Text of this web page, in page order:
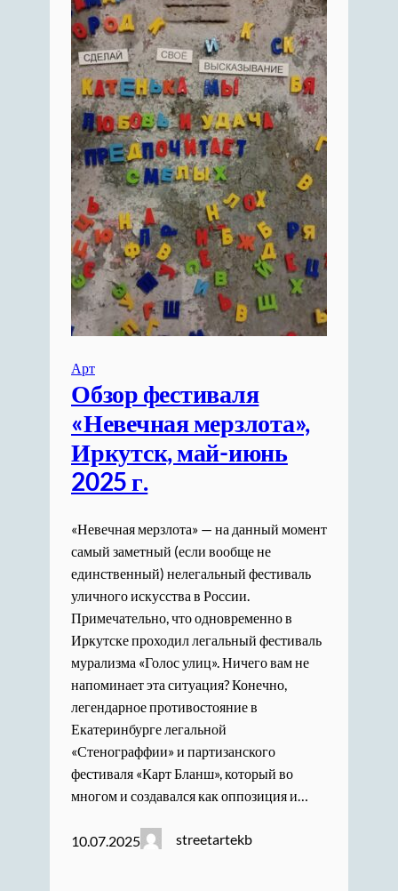
Арт
Обзор фестиваля
«Невечная мерзлота»,
Иркутск, май-июнь
2025 г.
«Невечная мерзлота» — на данный момент
самый заметный (если вообще не
единственный) нелегальный фестиваль
уличного искусства в России.
Примечательно, что одновременно в
Иркутске проходил легальный фестиваль
мурализма «Голос улиц». Ничего вам не
напоминает эта ситуация? Конечно,
легендарное противостояние в
Екатеринбурге легальной
«Стенограффии» и партизанского
фестиваля «Карт Бланш», который во
многом и создавался как оппозиция и…
10.07.2025 streetartekb